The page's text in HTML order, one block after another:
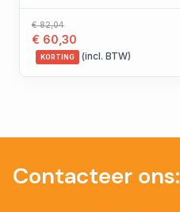
€ 82,04
€ 60,30
KORTING (incl. BTW)
Contacteer ons: